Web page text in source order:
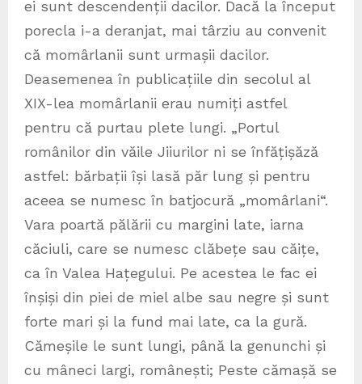
ei sunt descendenții dacilor. Dacă la început
porecla i-a deranjat, mai târziu au convenit
că momârlanii sunt urmașii dacilor.
Deasemenea în publicațiile din secolul al
XIX-lea momârlanii erau numiți astfel
pentru că purtau plete lungi. „Portul
românilor din văile Jiiurilor ni se înfățișăză
astfel: bărbații își lasă păr lung și pentru
aceea se numesc în batjocură „momârlani“.
Vara poartă pălării cu margini late, iarna
căciuli, care se numesc clăbețe sau căițe,
ca în Valea Hațegului. Pe acestea le fac ei
înșiși din piei de miel albe sau negre și sunt
forte mari și la fund mai late, ca la gură.
Cămeșile le sunt lungi, până la genunchi și
cu mâneci largi, românești; Peste cămașă se